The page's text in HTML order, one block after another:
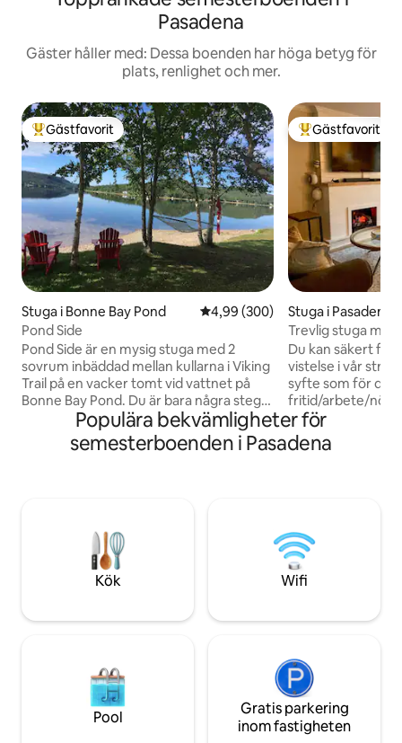
Pasadena
Gäster håller med: Dessa boenden har höga betyg för
plats, renlighet och mer.
Populär gästfavorit
Gästfavorit
Stuga i Bonne Bay Pond 4,99 av 5 i genomsnittligt
4,99 (300)
Pond Side
Pond Side är en mysig stuga med 2
sovrum inbäddad mellan kullarna i Viking
Trail på en vacker tomt vid vattnet på
Bonne Bay Pond. Du är bara några steg
från din altan till en privat strand med
tillgång till lansering av vattenfarkoster.
Eldstad med massor av sittplatser också.
Trail, Route 430. Perfekt centrerad för
att utforska både norra och södra sidan
av Gros Morne Park.
Populär
Gästfavorit
Stuga i Pasadena
Trevlig stuga med
Du kan säkert få
vistelse i vår
syfte som för dig
fritid/arbete/
vårt
välkomna dig.
sjöutsikt från
närliggande
vandringsleder/
Vinter: tillgång till
njut av
Populära bekvämligheter för
semesterboenden i Pasadena
Kök Wifi
Pool
Gratis parkering
inom fastigheten